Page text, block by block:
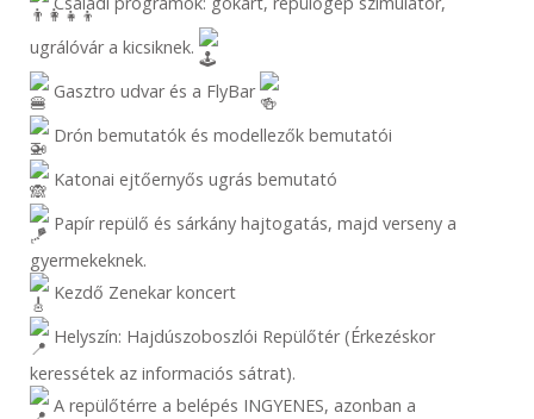
ugrálóvár a kicsiknek.
Gasztro udvar és a FlyBar
Drón bemutatók és modellezők bemutatói
Katonai ejtőernyős ugrás bemutató
Papír repülő és sárkány hajtogatás, majd verseny a
gyermekeknek.
Kezdő Zenekar koncert
Helyszín: Hajdúszoboszlói Repülőtér (Érkezéskor
keressétek az informaciós sátrat).
A repülőtérre a belépés INGYENES, azonban a